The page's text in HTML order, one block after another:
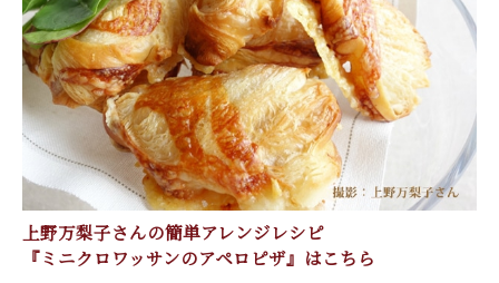
上野万梨子さんの簡単アレンジレシピ
『ミニクロワッサンのアペロピザ』はこちら